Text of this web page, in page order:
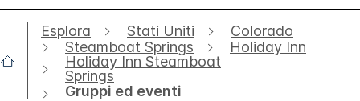
Esplora Stati Uniti
Colorado
Steamboat Springs
Holiday Inn
Holiday Inn Steamboat
Springs
Gruppi ed eventi